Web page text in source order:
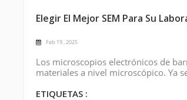
Elegir El Mejor SEM Para Su
Feb 19 , 2025
Los microscopios electrónicos de
materiales a nivel microscópico. Ya
invertir en un...
ETIQUETAS :